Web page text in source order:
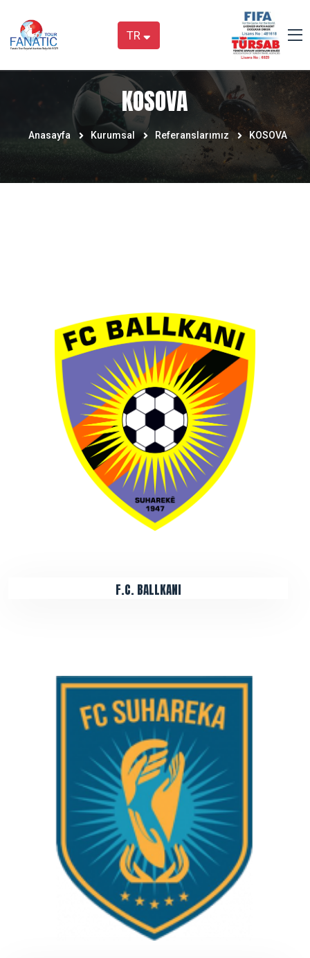
TR
KOSOVA
Anasayfa Kurumsal Referanslarımız KOSOVA
F.C. BALLKANI